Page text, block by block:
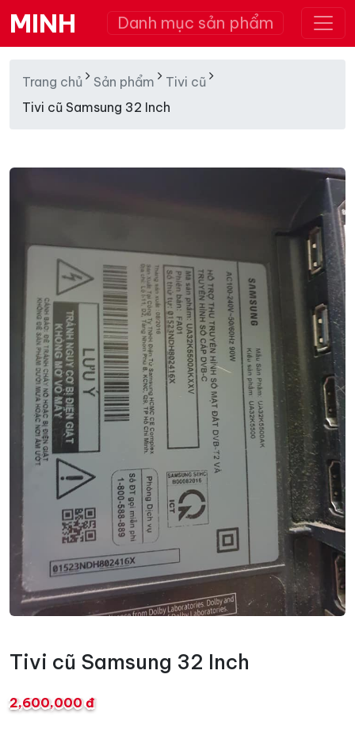
MINH Danh mục sản phẩm
Trang chủ Sản phẩm
Tivi cũ
Tivi cũ Samsung 32 Inch
Tivi cũ Samsung 32 Inch
2,600,000 đ